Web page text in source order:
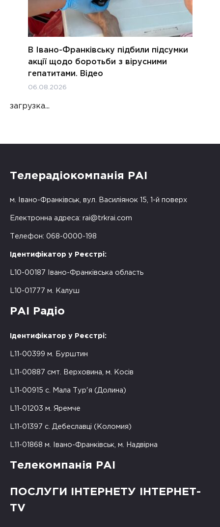
В Івано-Франківську підбили підсумки
акції щодо боротьби з вірусними
гепатитами. Відео
06.08.2026
загрузка...
Телерадіокомпанія РАІ
м. Івано-Франківськ, вул. Василіянок 15, 1-й поверх
Електронна адреса: rai@trkrai.com
Телефон: 068-0000-198
Ідентифікатор у Реєстрі:
L10-00187 Івано-Франківська область
L10-01777 м. Калуш
РАІ Радіо
Ідентифікатор у Реєстрі:
L11-00399 м. Бурштин
L11-00887 смт. Верховина, м. Косів
L11-00915 с. Мала Тур'я (Долина)
L11-01203 м. Яремче
L11-01397 с. Дебеславці (Коломия)
L11-01868 м. Івано-Франківськ, м. Надвірна
Телекомпанія РАІ
ПОСЛУГИ ІНТЕРНЕТУ ІНТЕРНЕТ-
TV